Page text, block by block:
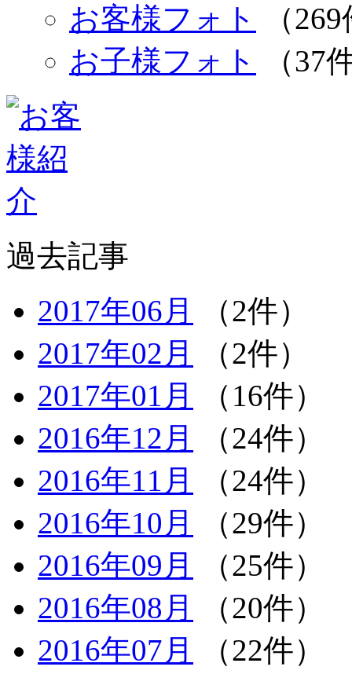
お客様フォト
（
お子様フォト
（37
過去記事
2017年06月
（2件）
2017年02月
（2件）
2017年01月
（16件）
2016年12月
（24件）
2016年11月
（24件）
2016年10月
（29件）
2016年09月
（25件）
2016年08月
（20件）
2016年07月
（22件）